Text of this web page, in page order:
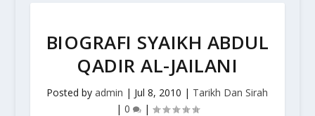
BIOGRAFI SYAIKH ABDUL
QADIR AL-JAILANI
Posted byadmin | Jul 8, 2010 | Tarikh Dan Sirah
| 0 |